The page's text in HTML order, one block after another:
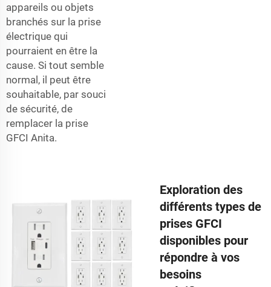
appareils ou objets
branchés sur la prise
électrique qui
pourraient en être la
cause. Si tout semble
normal, il peut être
souhaitable, par souci
de sécurité, de
remplacer la prise
GFCI Anita.
Exploration des
différents types de
prises GFCI
disponibles pour
répondre à vos
besoins